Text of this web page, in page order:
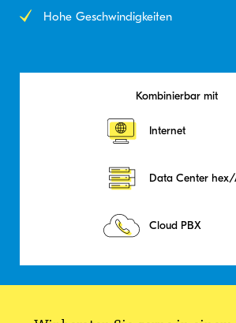
Hohe Geschwindigkeiten
Kombinierbar mit
Internet
Data Center hex/
Cloud PBX